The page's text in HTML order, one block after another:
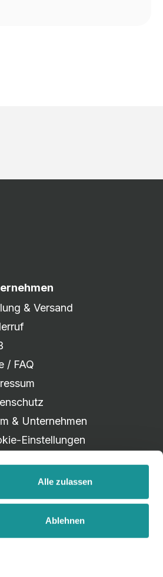
Alle zulassen
Ablehnen
& Versand
/ FAQ
& Unternehmen
Einstellungen